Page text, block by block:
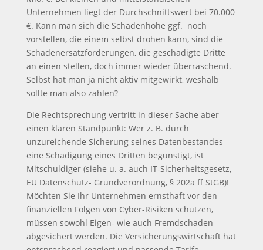
Unternehmen liegt der Durchschnittswert bei 70.000
€. Kann man sich die Schadenhöhe ggf. noch
vorstellen, die einem selbst drohen kann, sind die
Schadenersatzforderungen, die geschädigte Dritte
an einen stellen, doch immer wieder überraschend.
Selbst hat man ja nicht aktiv mitgewirkt, weshalb
sollte man also zahlen?
Die Rechtsprechung vertritt in dieser Sache aber
einen klaren Standpunkt: Wer z. B. durch
unzureichende Sicherung seines Datenbestandes
eine Schädigung eines Dritten begünstigt, ist
Mitschuldiger (siehe u. a. auch IT-Sicherheitsgesetz,
EU Datenschutz- Grundverordnung, § 202a ff StGB)!
Möchten Sie Ihr Unternehmen ernsthaft vor den
finanziellen Folgen von Cyber-Risiken schützen,
müssen sowohl Eigen- wie auch Fremdschaden
abgesichert werden. Die Versicherungswirtschaft hat